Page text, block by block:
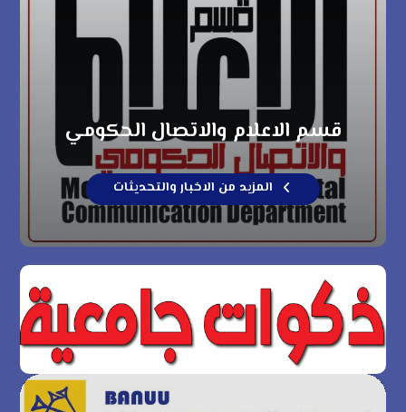
قسم الاعلام والاتصال الحكومي
المزيد من الاخبار والتحديثات